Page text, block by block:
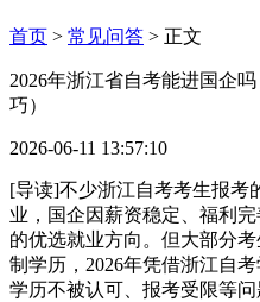
首页 > 常见问答 > 正文
2026年浙江省自考能进国企
巧）
2026-06-11 13:57:10
[导读]不少浙江自考考生报考
业，国企因薪资稳定、福利
的优选就业方向。但大部分
制学历，2026年凭借浙江自
学历不被认可、报考受限等